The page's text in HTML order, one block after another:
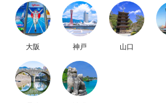
大阪 神戸 山口